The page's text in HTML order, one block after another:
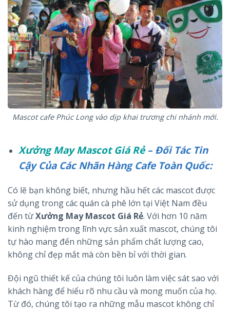
Mascot cafe Phúc Long vào dịp khai trương chi nhánh mới.
Xưởng May Mascot Giá Rẻ– Đối Tác Tin
Cậy Của Các Nhãn Hàng Cafe Toàn Quốc:
Có lẽ bạn không biết, nhưng hầu hết các mascot được
sử dụng trong các quán cà phê lớn tại Việt Nam đều
đến từXưởng May Mascot Giá Rẻ. Với hơn 10 năm
kinh nghiệm trong lĩnh vực sản xuất mascot, chúng tôi
tự hào mang đến những sản phẩm chất lượng cao,
không chỉ đẹp mắt mà còn bền bỉ với thời gian.
Đội ngũ thiết kế của chúng tôi luôn làm việc sát sao với
khách hàng để hiểu rõ nhu cầu và mong muốn của họ.
Từ đó, chúng tôi tạo ra những mẫu mascot không chỉ